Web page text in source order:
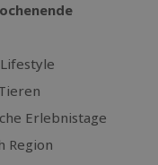
Erlebnistage
Region